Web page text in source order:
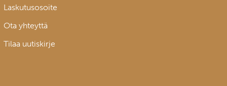
Laskutusosoite
Ota yhteyttä
Tilaa uutiskirje